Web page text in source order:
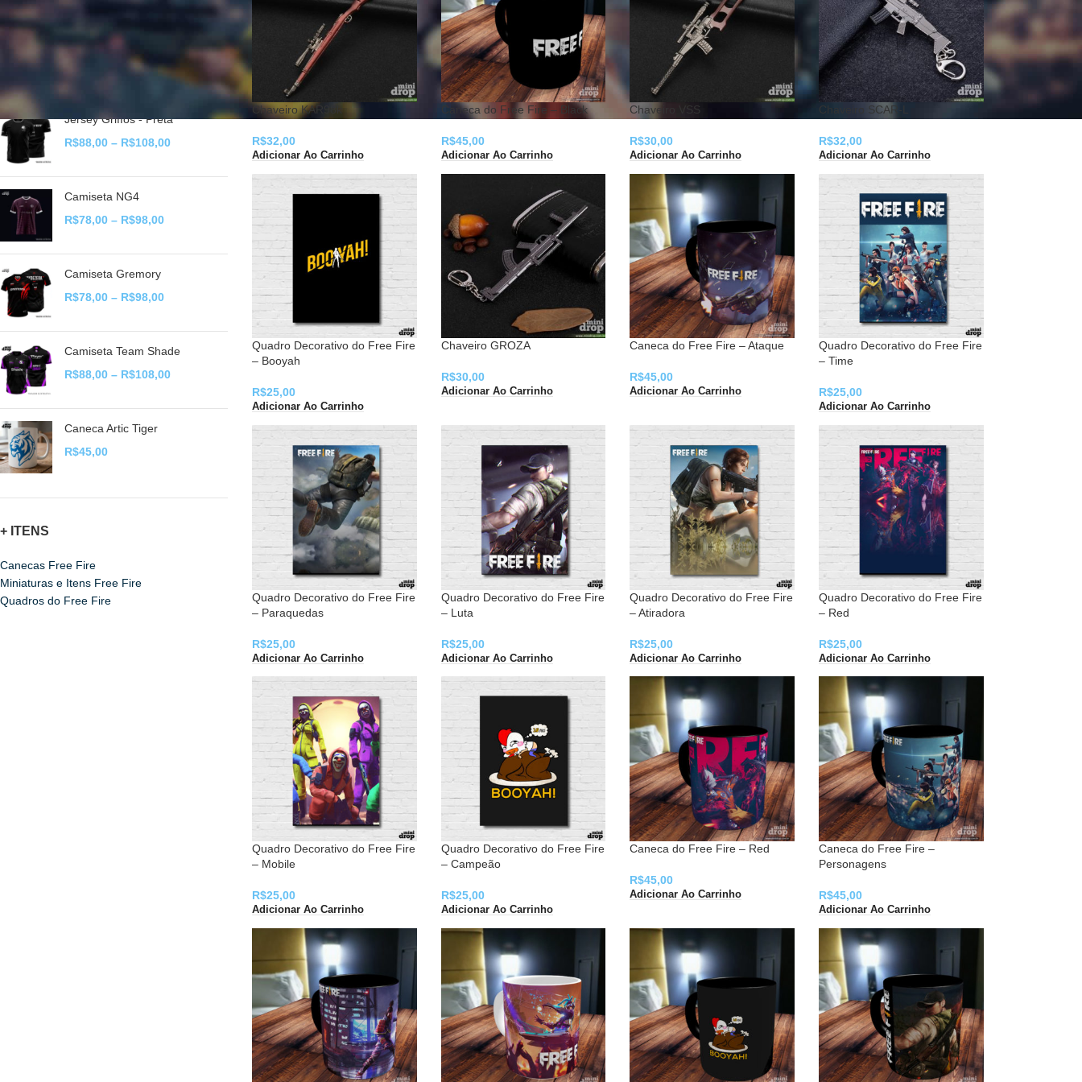
NOVIDADES
R$98,00
Jersey Griffos - Preta
R$88,00 – R$108,00
Camiseta NG4
R$78,00 – R$98,00
Camiseta Gremory
R$78,00 – R$98,00
Camiseta Team Shade
R$88,00 – R$108,00
Caneca Artic Tiger
R$45,00
+ ITENS
Canecas Free Fire
Miniaturas e Itens Free Fire
Quadros do Free Fire
Chaveiro KAR98k
R$32,00
Adicionar Ao Carrinho
Caneca do Free Fire – Black
R$45,00
Adicionar Ao Carrinho
Chaveiro VSS
R$30,00
Adicionar Ao Carrinho
Chaveiro SCAR-L
R$32,00
Adicionar Ao Carrinho
Quadro Decorativo do Free Fire
– Booyah
R$25,00
Adicionar Ao Carrinho
Chaveiro GROZA
R$30,00
Adicionar Ao Carrinho
Caneca do Free Fire – Ataque
R$45,00
Adicionar Ao Carrinho
Quadro Decorativo do Free Fire
– Time
R$25,00
Adicionar Ao Carrinho
Quadro Decorativo do Free Fire
– Paraquedas
R$25,00
Adicionar Ao Carrinho
Quadro Decorativo do Free Fire
– Luta
R$25,00
Adicionar Ao Carrinho
Quadro Decorativo do Free Fire
– Atiradora
R$25,00
Adicionar Ao Carrinho
Quadro Decorativo do Free Fire
– Red
R$25,00
Adicionar Ao Carrinho
Quadro Decorativo do Free Fire
– Mobile
R$25,00
Adicionar Ao Carrinho
Quadro Decorativo do Free Fire
– Campeão
R$25,00
Adicionar Ao Carrinho
Caneca do Free Fire – Red
R$45,00
Adicionar Ao Carrinho
Caneca do Free Fire –
Personagens
R$45,00
Adicionar Ao Carrinho